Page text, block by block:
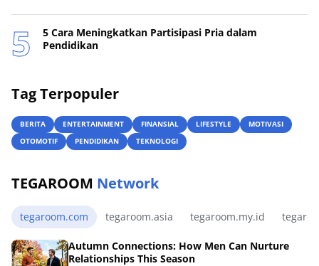
5 Cara Meningkatkan Partisipasi Pria dalam
Pendidikan
Tag Terpopuler
BERITA ENTERTAINMENT FINANSIAL LIFESTYLE
MOTIVASI
OTOMOTIF
PENDIDIKAN TEKNOLOGI
TEGAROOM Network
tegaroom.com tegaroom.asia tegaroom.my.id
Autumn Connections: How Men Can Nurture
Relationships This Season